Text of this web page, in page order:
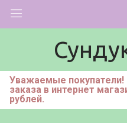
Уважаемые
заказа в интернет
рублей.